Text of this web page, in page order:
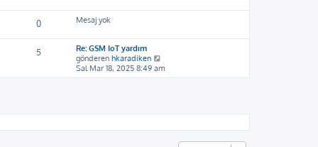
0 Mesaj yok
5
Re: GSM IoT yardım
gönderen hkaradiken
o
n
a
Sal Mar 18, 2025 8:49 am